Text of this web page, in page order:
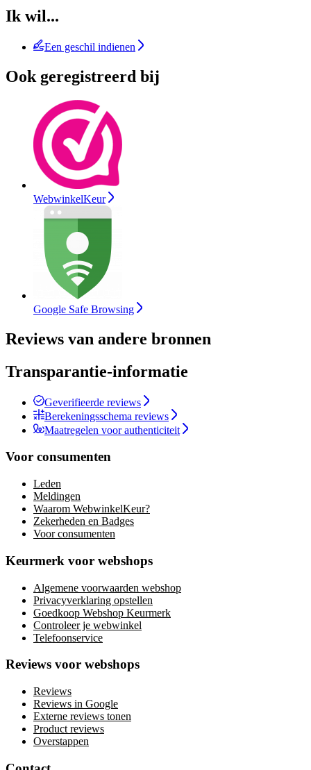
Ik wil...
Een geschil indienen
Ook geregistreerd bij
WebwinkelKeur
Google Safe Browsing
Reviews van andere bronnen
Transparantie-informatie
Geverifieerde reviews
Berekeningsschema reviews
Maatregelen voor authenticiteit
Voor consumenten
Leden
Meldingen
Waarom WebwinkelKeur?
Zekerheden en Badges
Voor consumenten
Keurmerk voor webshops
Algemene voorwaarden webshop
Privacyverklaring opstellen
Goedkoop Webshop Keurmerk
Controleer je webwinkel
Telefoonservice
Reviews voor webshops
Reviews
Reviews in Google
Externe reviews tonen
Product reviews
Overstappen